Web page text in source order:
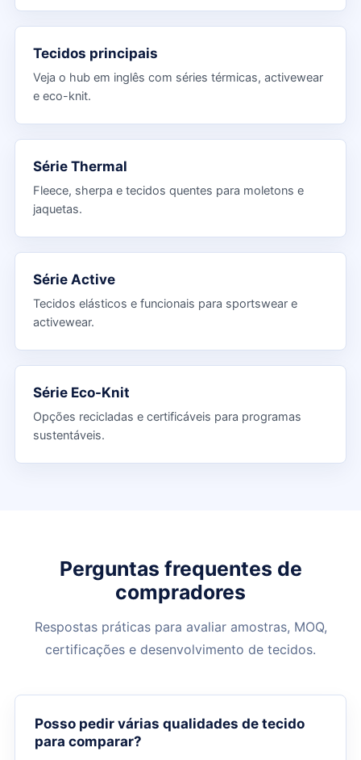
Tecidos principais
Veja o hub em inglês com séries térmicas, activewear
e eco-knit.
Série Thermal
Fleece, sherpa e tecidos quentes para moletons e
jaquetas.
Série Active
Tecidos elásticos e funcionais para sportswear e
activewear.
Série Eco-Knit
Opções recicladas e certificáveis para programas
sustentáveis.
Perguntas frequentes de
compradores
Respostas práticas para avaliar amostras, MOQ,
certificações e desenvolvimento de tecidos.
Posso pedir várias qualidades de tecido
para comparar?